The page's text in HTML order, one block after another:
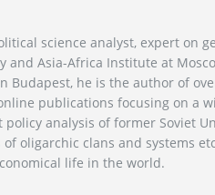
science analyst, expert on
and Asia-Africa Institute at
Budapest, he is the author of
publications focusing on a
analysis of former Soviet
oligarchic clans and systems
life in the world.